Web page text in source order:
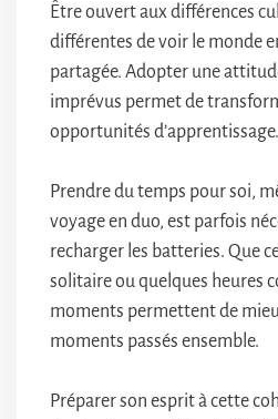
Être ouvert aux différences
différentes de voir le monde
partagée. Adopter une
imprévus permet de
opportunités d’apprentissage.
Prendre du temps pour soi,
voyage en duo, est parfois
recharger les batteries. Que
solitaire ou quelques heures
moments permettent de
moments passés ensemble.
Préparer son esprit à cette